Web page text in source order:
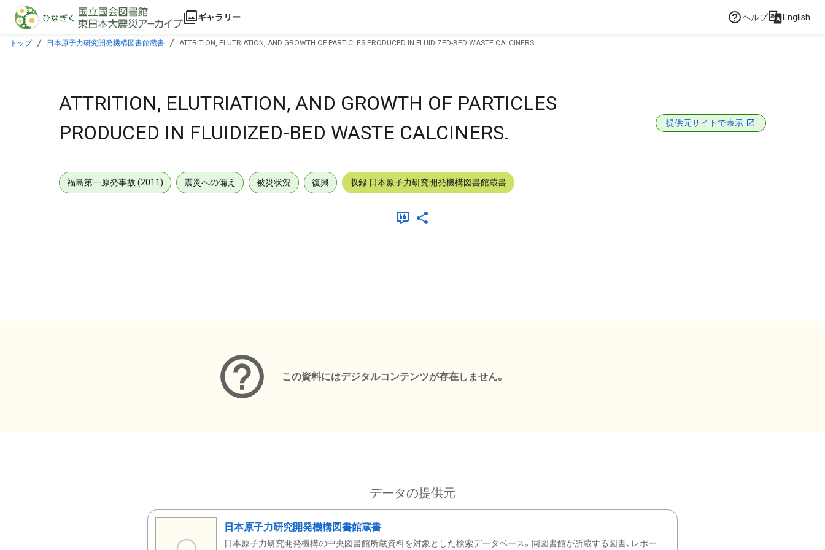
本文に飛ぶ
ギャラリー ヘルプ English
トップ 日本原子力研究開発機構図書館蔵書 ATTRITION, ELUTRIATION, AND GROWTH OF PARTICLES PRODUCED IN FLUIDIZED-BED WASTE CALCINERS.
ATTRITION, ELUTRIATION, AND GROWTH OF PARTICLES
PRODUCED IN FLUIDIZED-BED WASTE CALCINERS.
提供元サイトで表示
福島第一原発事故 (2011) 震災への備え 被災状況 復興 収録:日本原子力研究開発機構図書館蔵書
この資料にはデジタルコンテンツが存在しません。
データの提供元
日本原子力研究開発機構図書館蔵書
日本原子力研究開発機構の中央図書館所蔵資料を対象とした検索データベース。同図書館が所蔵する図書、レポー